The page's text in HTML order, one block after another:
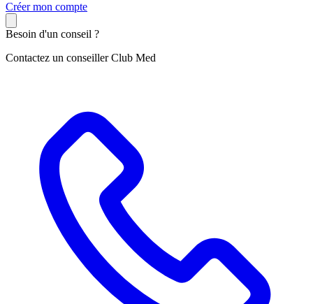
Créer mon compte
Besoin d'un conseil ?
Contactez un conseiller Club Med